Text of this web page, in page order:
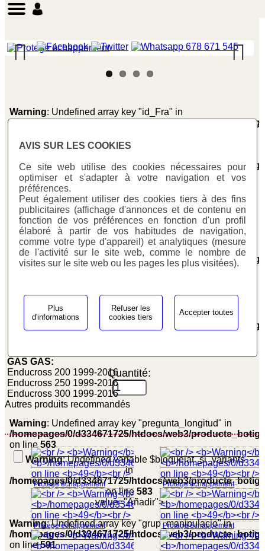
AVIS SUR LES COOKIES
Ce site web utilise des cookies nécessaires pour
optimiser et s'adapter à votre navigation et vos
préférences.
Peut également utiliser des cookies tiers à des fins
publicitaires (affichage d'annonces et de contenu en
fonction de vos préférences en fonction d'un profil
élaboré à partir de vos habitudes de navigation,
comme votre type d'appareil) et analytiques (mesure
de l'activité sur le site web, comme le nombre de
visites sur le site web ou les pages les plus visitées).
Plus
d'informations
Refuser les
cookies tiers
Accepter toutes
Warning: Undefined array key "id_Fra" in
/homepages/0/d334671725/htdocs/web3/
/homepages/0/d334671725/htdocs/web3/
on line287
protector_escape
PrixUn:
Warning: Undefined variable $cfg_preus_sense_iva in
/homepages/0/d334671725/htdocs/web3/
on line459
Warning: Undefined variable $cfg_unitats_disponibles in
/homepages/0/d334671725/htdocs/web3/
Quantité:
Warning: Undefined array key "pregunta_longitud" in
/homepages/0/d334671725/htdocs/web3/
on line563
Warning: Undefined variable $bloquejat_si_variants
in
/homepages/0/d334671725/htdocs/web3/
on line583
value="Añadir">
Warning: Undefined array key "grup_manipulacio" in
/homepages/0/d334671725/htdocs/web3/
on line591
Protege échappement
Protection pour l'échappement sur frottements et bosselage.
Protection brûlures.
GAS GAS:
Enducross 200 1999-2016
Enducross 250 1999-2016
Enducross 300 1999-2016
Autres produits recommandés
Protege échappement Protege échappement
Protege échappement Protege échappement